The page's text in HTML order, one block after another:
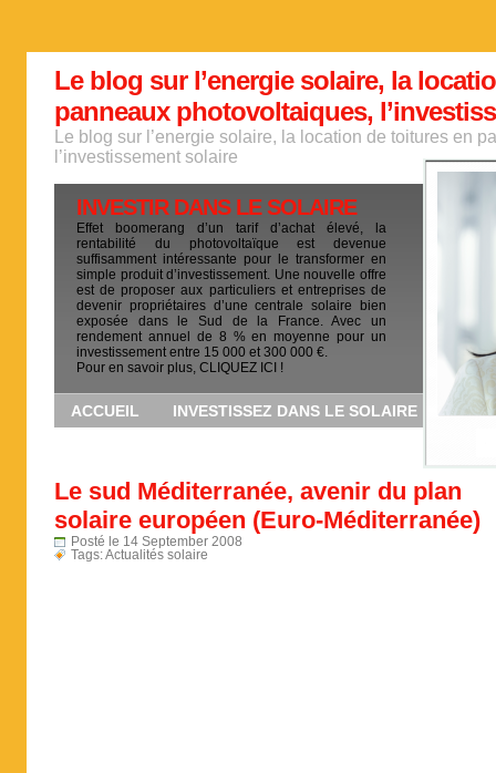
Le blog sur l’energie solaire, la
panneaux photovoltaiques,
Le blog sur l’energie solaire, la location de toitures en
l’investissement solaire
INVESTIR DANS LE SOLAIRE
Effet boomerang d’un tarif d’achat élevé, la
rentabilité du photovoltaïque est devenue
suffisamment intéressante pour le transformer en
simple produit d’investissement. Une nouvelle offre
est de proposer aux particuliers et entreprises de
devenir propriétaires d’une centrale solaire bien
exposée dans le Sud de la France. Avec un
rendement annuel de 8 % en moyenne pour un
investissement entre 15 000 et 300 000 €.
Pour en savoir plus, CLIQUEZ ICI !
ACCUEIL INVESTISSEZ DANS LE SOLAIRE
Le sud Méditerranée, avenir du plan
solaire européen (Euro-Méditerranée)
Posté le 14 September 2008
Tags:Actualités solaire